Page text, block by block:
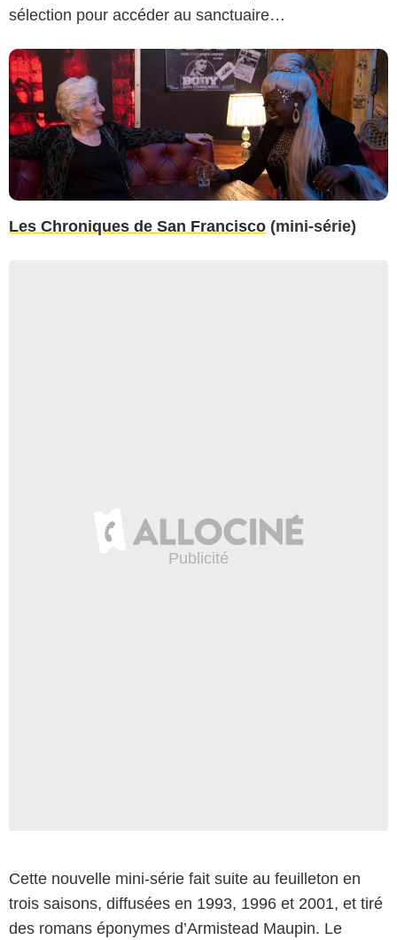
sélection pour accéder au sanctuaire…
Les Chroniques de San Francisco (mini-série)
Cette nouvelle mini-série fait suite au feuilleton en
trois saisons, diffusées en 1993, 1996 et 2001, et tiré
des romans éponymes d’Armistead Maupin. Le